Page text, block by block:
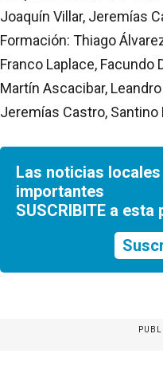
Joaquín Villar, Jeremías
Formación: Thiago
Franco Laplace, Facundo
Martín Ascacibar,
Jeremías Castro, Santino
Las noticias
importantes
SUSCRIBITE a